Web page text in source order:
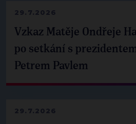
29.7.2026
Vzkaz Matěje Ondřeje
po setkání s
Petrem Pavlem
29.7.2026